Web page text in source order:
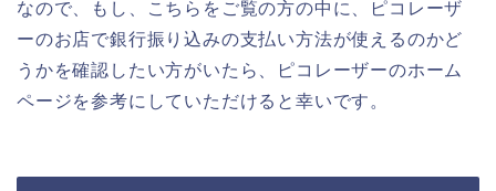
なので、もし、こちらをご覧の方の中に、ピコレーザ
ーのお店で銀行振り込みの支払い方法が使えるのかど
うかを確認したい方がいたら、ピコレーザーのホーム
ページを参考にしていただけると幸いです。